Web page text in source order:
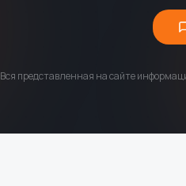
Вся представленная на сайте